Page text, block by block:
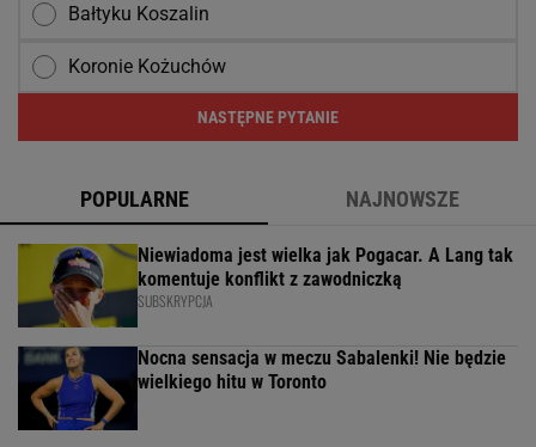
Bałtyku Koszalin
Koronie Kożuchów
NASTĘPNE PYTANIE
POPULARNE NAJNOWSZE
Niewiadoma jest wielka jak Pogacar. A Lang tak
komentuje konflikt z zawodniczką
SUBSKRYPCJA
Nocna sensacja w meczu Sabalenki! Nie będzie
wielkiego hitu w Toronto